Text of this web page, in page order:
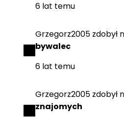
6 lat temu
Grzegorz2005 zdobył
bywalec
6 lat temu
Grzegorz2005 zdobył
znajomych